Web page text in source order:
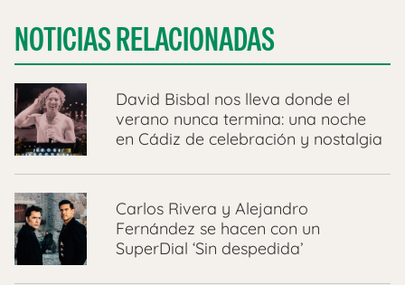
NOTICIAS RELACIONADAS
David Bisbal nos lleva donde el
verano nunca termina: una noche
en Cádiz de celebración y nostalgia
Carlos Rivera y Alejandro
Fernández se hacen con un
SuperDial ‘Sin despedida’